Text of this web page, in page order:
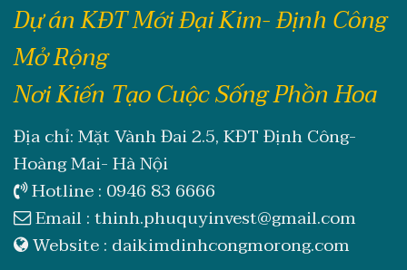
Dự án KĐT Mới Đại Kim- Định Công
Mở Rộng
Nơi Kiến Tạo Cuộc Sống Phồn Hoa
Địa chỉ: Mặt Vành Đai 2.5, KĐT Định Công-
Hoàng Mai- Hà Nội
Hotline : 0946 83 6666
Email :thinh.phuquyinvest@gmail.com
Website : daikimdinhcongmorong.com